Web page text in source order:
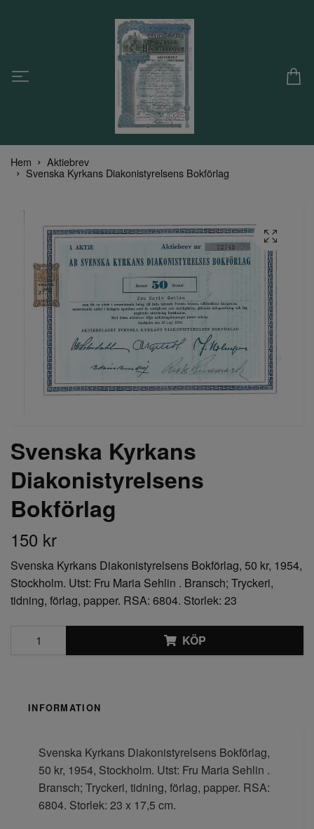
Hem Aktiebrev
Svenska Kyrkans Diakonistyrelsens Bokförlag
Svenska Kyrkans
Diakonistyrelsens
Bokförlag
150 kr
Svenska Kyrkans Diakonistyrelsens Bokförlag, 50 kr, 1954,
Stockholm. Utst: Fru Maria Sehlin . Bransch; Tryckeri,
tidning, förlag, papper. RSA: 6804. Storlek: 23
KÖP
INFORMATION
Svenska Kyrkans Diakonistyrelsens Bokförlag,
50 kr, 1954, Stockholm. Utst: Fru Maria Sehlin .
Bransch; Tryckeri, tidning, förlag, papper. RSA:
6804. Storlek: 23 x 17,5 cm.